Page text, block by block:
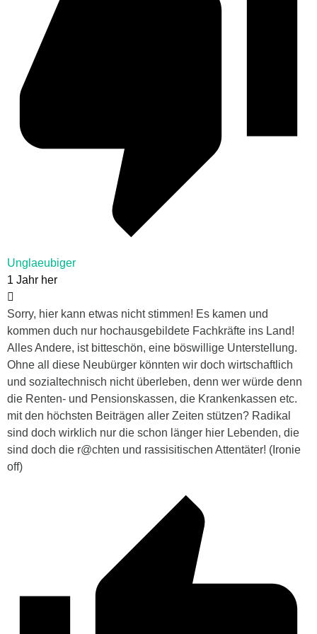
Unglaeubiger
1 Jahr her
Sorry, hier kann etwas nicht stimmen! Es kamen und
kommen duch nur hochausgebildete Fachkräfte ins Land!
Alles Andere, ist bitteschön, eine böswillige Unterstellung.
Ohne all diese Neubürger könnten wir doch wirtschaftlich
und sozialtechnisch nicht überleben, denn wer würde denn
die Renten- und Pensionskassen, die Krankenkassen etc.
mit den höchsten Beiträgen aller Zeiten stützen? Radikal
sind doch wirklich nur die schon länger hier Lebenden, die
sind doch die r@chten und rassisitischen Attentäter! (Ironie
off)